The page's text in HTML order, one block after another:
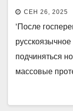
СЕН 26, 2025
‘После
подчиняться
массовые